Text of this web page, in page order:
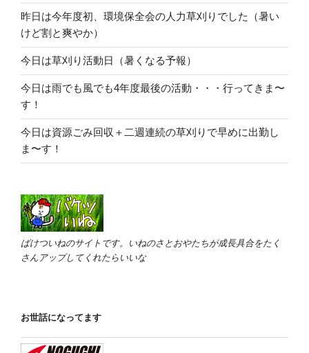
昨日は今年度初、環境保全会の人力草刈りでした（暑い
けど割と爽やか）
今日は草刈り活動日（暑くなる予報）
今日は雨でも風でも4年度最後の活動・・・行ってきま〜
す！
今日は資源ごみ回収＋二週連続の草刈りで早めに出勤し
ま〜す！
ばけついねのサイトです。いねのさとおやたちが成長具合をたく
さんアップしてくれたらいいな
お世話になってます